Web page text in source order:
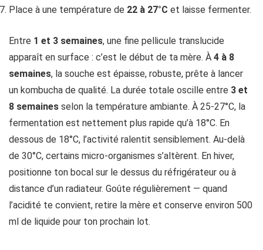
Place à une température de 22 à 27°C et laisse fermenter.
Entre 1 et 3 semaines, une fine pellicule translucide
apparaît en surface : c’est le début de ta mère. À 4 à 8
semaines, la souche est épaisse, robuste, prête à lancer
un kombucha de qualité. La durée totale oscille entre 3 et
8 semaines selon la température ambiante. À 25-27°C, la
fermentation est nettement plus rapide qu’à 18°C. En
dessous de 18°C, l’activité ralentit sensiblement. Au-delà
de 30°C, certains micro-organismes s’altèrent. En hiver,
positionne ton bocal sur le dessus du réfrigérateur ou à
distance d’un radiateur. Goûte régulièrement — quand
l’acidité te convient, retire la mère et conserve environ 500
ml de liquide pour ton prochain lot.